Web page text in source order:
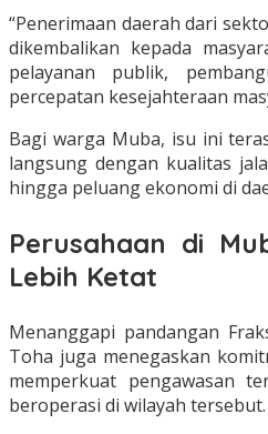
“Penerimaan daerah dari
dikembalikan kepada
pelayanan publik,
percepatan kesejahteraan
Bagi warga Muba, isu ini
langsung dengan kualitas
hingga peluang ekonomi di
Perusahaan di
Lebih Ketat
Menanggapi pandangan
Toha juga menegaskan
memperkuat pengawasan
beroperasi di wilayah tersebut.